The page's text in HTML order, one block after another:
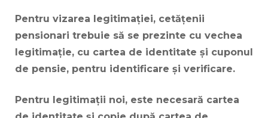
Pentru vizarea legitimației, cetățenii
pensionari trebuie să se prezinte cu vechea
legitimație, cu cartea de identitate și cuponul
de pensie, pentru identificare și verificare.
Pentru legitimații noi, este necesară cartea